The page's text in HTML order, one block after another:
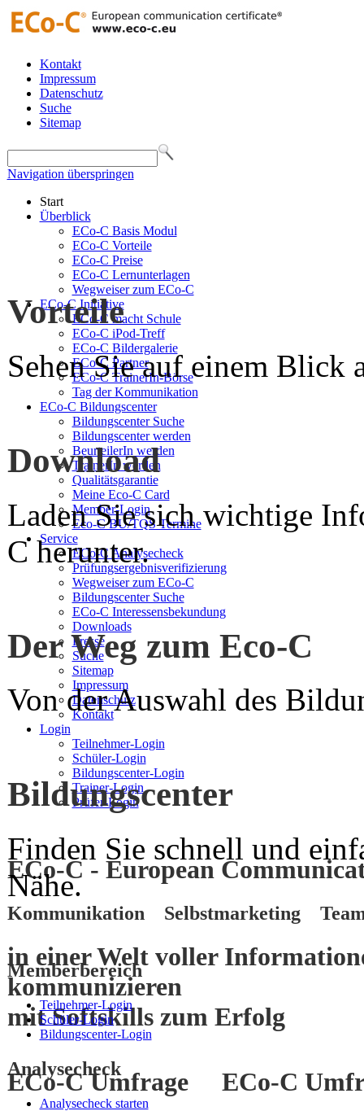
Kontakt
Impressum
Datenschutz
Suche
Sitemap
Navigation überspringen
Start
Überblick
ECo-C Basis Modul
ECo-C Vorteile
ECo-C Preise
ECo-C Lernunterlagen
Wegweiser zum ECo-C
ECo-C Initiative
ECo-C macht Schule
ECo-C iPod-Treff
ECo-C Bildergalerie
ECo-C Partner
ECo-C TrainerIn-Börse
Tag der Kommunikation
ECo-C Bildungscenter
Bildungscenter Suche
Bildungscenter werden
BeurteilerIn werden
TrainerIn werden
Qualitätsgarantie
Meine Eco-C Card
Member-Login
Eco-C BU/TQS Termine
Service
ECo-C Analysecheck
Prüfungsergebnisverifizierung
Wegweiser zum ECo-C
Bildungscenter Suche
ECo-C Interessensbekundung
Downloads
Presse
Suche
Sitemap
Impressum
Datenschutz
Kontakt
Login
Teilnehmer-Login
Schüler-Login
Bildungscenter-Login
Trainer-Login
Prüfer-Login
ECo-C - European
Kommunikation Selbstmarketing
in einer Welt voller
kommunizieren
mitSoftskillszum Erfolg
ECo-C Umfrage ECo-C
Vorteile
Sehen Sie auf einem Blick
Download
Laden Sie sich wichtige
C herunter.
Der Weg zum Eco-C
Von der Auswahl des
Bildungscenter
Finden Sie schnell und
Nähe.
Memberbereich
Teilnehmer-Login
Schüler-Login
Bildungscenter-Login
Analysecheck
Analysecheck starten